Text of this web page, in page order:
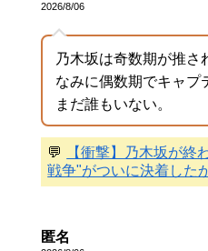
2026/8/06
乃木坂は奇数期が推さ
なみに偶数期でキャプ
まだ誰もいない。
💬
【衝撃】乃木坂が終
戦争"がついに決着した
匿名